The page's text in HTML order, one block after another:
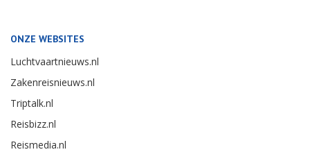
ONZE WEBSITES
Luchtvaartnieuws.nl
Zakenreisnieuws.nl
Triptalk.nl
Reisbizz.nl
Reismedia.nl